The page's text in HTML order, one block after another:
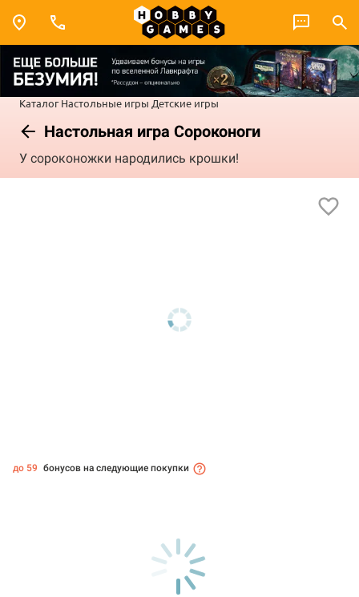
Каталог Настольные игры Детские игры
Настольная игра Сороконоги
У сороконожки народились крошки!
до 59 бонусов на следующие покупки